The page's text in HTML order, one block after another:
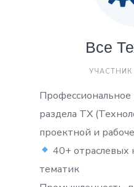
Все
УЧАСТНИК
раздела ТХ
проектной и
40+ отраслевых
тематик